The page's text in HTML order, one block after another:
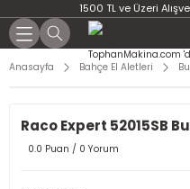
1500 TL ve Üzeri
Anasayfa Bahçe El Aletleri
Raco Expert 52015SB
0.0 Puan / 0 Yorum